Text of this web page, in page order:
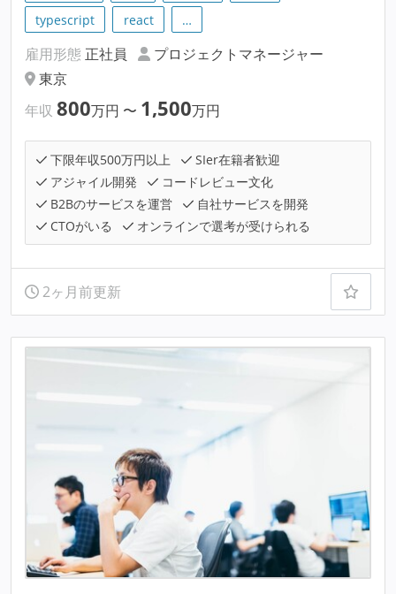
typescript
react …
雇用形態 正社員
プロジェクトマネージャー
東京
年収 800万円 〜 1,500万円
下限年収500万円以上
SIer在籍者歓迎
アジャイル開発
コードレビュー文化
B2Bのサービスを運営
自社サービスを開発
CTOがいる
オンラインで選考が受けられる
2ヶ月前更新